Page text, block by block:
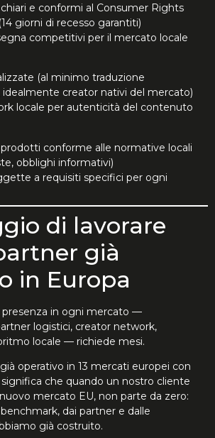
e conformi al Consumer Rights
giorni di recesso garantiti)
competitivi per il mercato locale
(al minimo traduzione
idealmente creator nativi del mercato)
locale per autenticità del contenuto
conforme alle normative locali
obblighi informativi)
a requisiti specifici per ogni
di lavorare
già
in Europa
presenza in ogni mercato —
logistici, creator network,
locale — richiede mesi.
operativo in 13 mercati europei con
che quando un nostro cliente
mercato EU, non parte da zero:
dai partner e dalle
già costruito.